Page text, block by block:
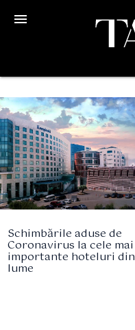
menu
Schimbările aduse de
Coronavirus la cele mai
importante hoteluri din
lume